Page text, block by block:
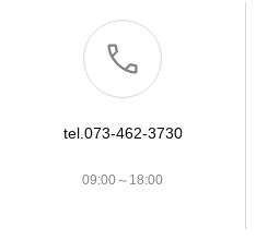
tel.073-462-3730
09:00～18:00